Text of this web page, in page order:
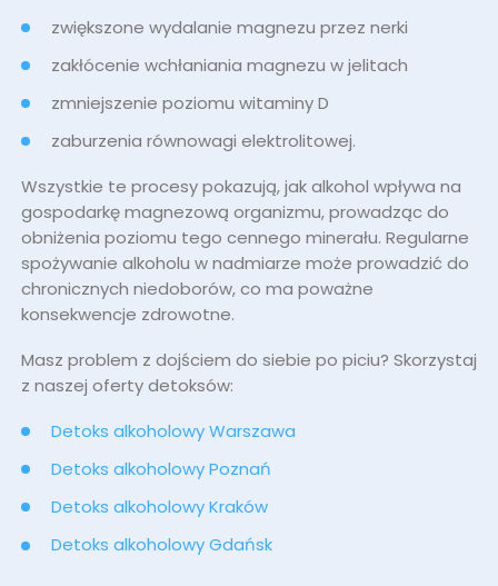
zwiększone wydalanie magnezu przez nerki
zakłócenie wchłaniania magnezu w jelitach
zmniejszenie poziomu witaminy D
zaburzenia równowagi elektrolitowej.
Wszystkie te procesy pokazują, jak alkohol wpływa na
gospodarkę magnezową organizmu, prowadząc do
obniżenia poziomu tego cennego minerału. Regularne
spożywanie alkoholu w nadmiarze może prowadzić do
chronicznych niedoborów, co ma poważne
konsekwencje zdrowotne.
Masz problem z dojściem do siebie po piciu? Skorzystaj
z naszej oferty detoksów:
Detoks alkoholowy Warszawa
Detoks alkoholowy Poznań
Detoks alkoholowy Kraków
Detoks alkoholowy Gdańsk